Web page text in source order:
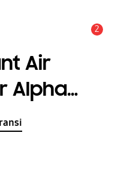
2
Air
Alpha
PK